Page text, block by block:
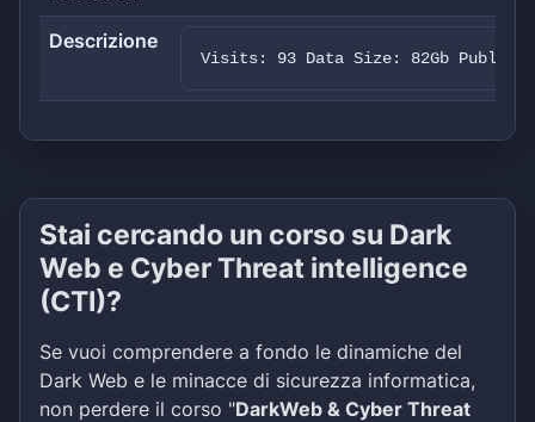
Descrizione
Visits: 93 Data Size: 82Gb
Stai cercando un corso su Dark
Web e Cyber Threat intelligence
(CTI)?
Se vuoi comprendere a fondo le dinamiche del
Dark Web e le minacce di sicurezza informatica,
non perdere il corso "DarkWeb & Cyber Threat